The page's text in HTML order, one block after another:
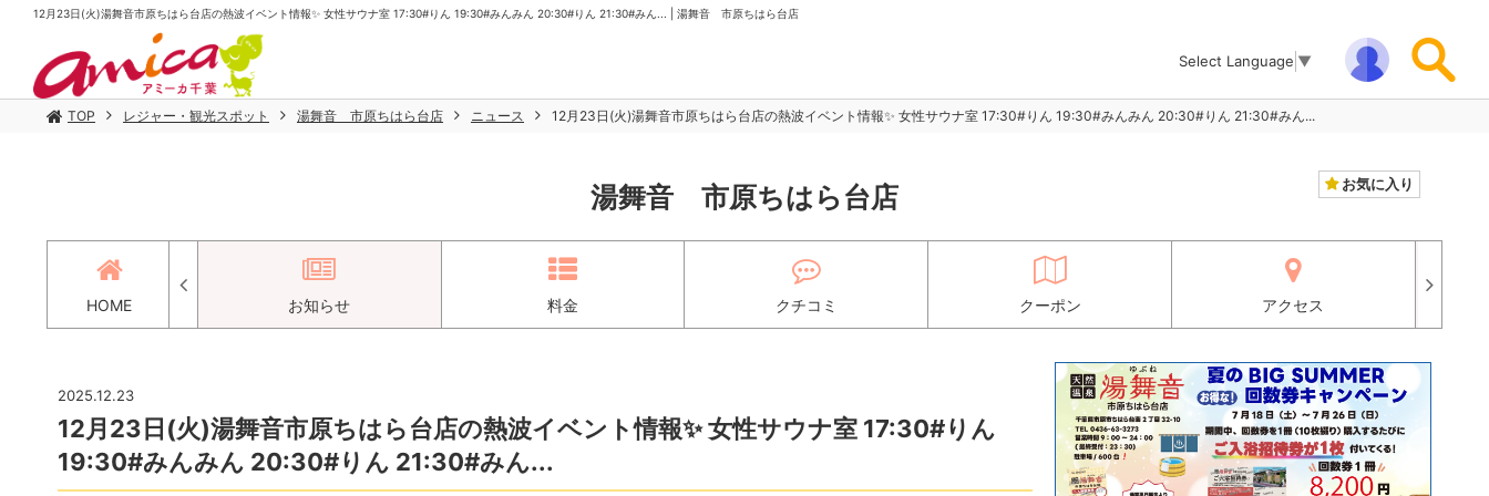
12月23日(火)湯舞音市原ちはら台店の熱波イベント情報✨️ 女性サウナ室 17:30#りん 19:30#みんみん 20:30#りん 21:30#みん... | 湯舞音 市原ちはら台店
Select Language ▼
TOP レジャー・観光スポット 湯舞音 市原ちはら台店 ニュース 12月23日(火)湯舞音市原ちはら台店の熱波イベント情報✨️ 女性サウナ室 17:30#りん 19:30#みんみん 20:30#りん 21:30#みん...
湯舞音 市原ちはら台店 お気に入り
HOME
アクセス お知らせ 料金 クチコミ クーポン アクセス
2025.12.23
12月23日(火)湯舞音市原ちはら台店の熱波イベント情報✨️ 女性サウナ室 17:30#りん
19:30#みんみん 20:30#りん 21:30#みん...